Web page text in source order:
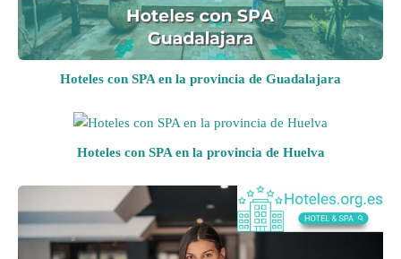
Hoteles con SPA en la provincia de Guadalajara
Hoteles con SPA en la provincia de Huelva